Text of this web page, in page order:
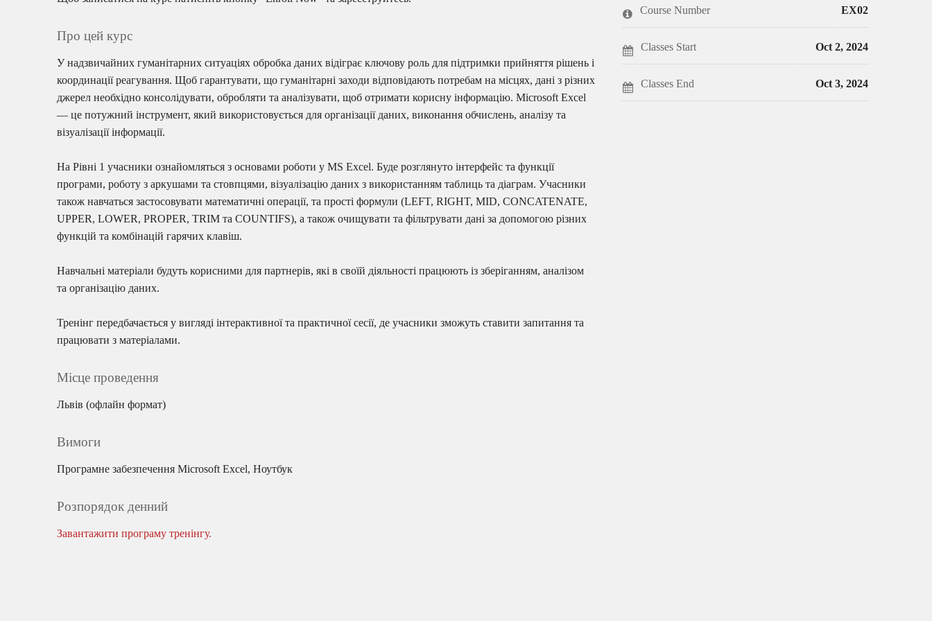
Про цей курс
У надзвичайних гуманітарних ситуаціях обробка даних відіграє ключову роль для підтримки прийняття рішень і
координації реагування. Щоб гарантувати, що гуманітарні заходи відповідають потребам на місцях, дані з різних
джерел необхідно консолідувати, обробляти та аналізувати, щоб отримати корисну інформацію. Microsoft Excel
— це потужний інструмент, який використовується для організації даних, виконання обчислень, аналізу та
візуалізації інформації.
На Рівні 1 учасники ознайомляться з основами роботи у MS Excel. Буде розглянуто інтерфейс та функції
програми, роботу з аркушами та стовпцями, візуалізацію даних з використанням таблиць та діаграм. Учасники
також навчаться застосовувати математичні операції, та прості формули (LEFT, RIGHT, MID, CONCATENATE,
UPPER, LOWER, PROPER, TRIM та COUNTIFS), а також очищувати та фільтрувати дані за допомогою різних
функцій та комбінацій гарячих клавіш.
Навчальні матеріали будуть корисними для партнерів, які в своїй діяльності працюють із зберіганням, аналізом
та організацію даних.
Тренінг передбачається у вигляді інтерактивної та практичної сесії, де учасники зможуть ставити запитання та
працювати з матеріалами.
Місце проведення
Львів (офлайн формат)
Вимоги
Програмне забезпечення Microsoft Excel, Ноутбук
Розпорядок денний
Завантажити програму тренінгу.
enrolled
course
enrolled
this
course
Course Number EX02
Classes Start Oct 2, 2024
Classes End Oct 3, 2024